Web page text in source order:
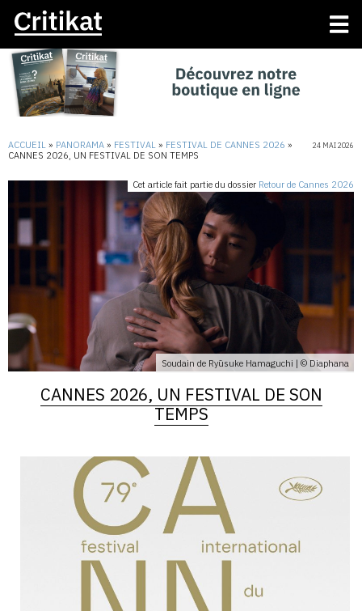
ACCUEIL » PANORAMA » FESTIVAL » FESTIVAL DE CANNES 2026 »
CANNES 2026, UN FESTIVAL DE SON TEMPS
24 MAI 2026
Soudain de Ryūsuke Hamaguchi | © Diaphana
Cet article fait partie du dossier Retour de Cannes 2026
CANNES 2026, UN FESTIVAL DE SON
TEMPS